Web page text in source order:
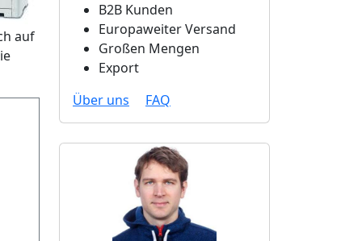
auf
B2B Kunden
Europaweiter Versand
Großen Mengen
Export
Über uns
FAQ